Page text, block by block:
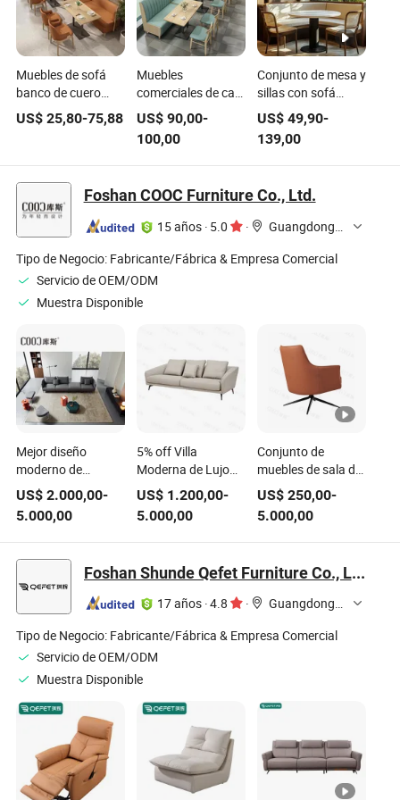
Muebles de sofá
banco de cuero
moderno para
restaurante,
conjunto de mesa y
sillas para
restaurante
US$25,80-75,88
Muebles
comerciales de café
moderno nórdico
de cuero verde,
mesa cuadrada de
madera maciza,
para restaurante
de comida rápida
US$ 90,00-
100,00
Conjunto de mesa y
sillas con sofá
booth de cuero en
media luna con
superficie de
mármol moderno
cafetería y
restaurante
US$ 49,90-
139,00
Foshan COOC Furniture Co., Ltd.
15 años · 5.0 ·
Guangdong, China
Tipo de Negocio: Fabricante/Fábrica & Empresa Comercial
Servicio de OEM/ODM
Muestra Disponible
Mejor diseño
moderno de
muebles para sala,
silla de acento de
tela gris, juego de
sofá seccional,
conjunto de
muebles para
apartamento
US$2.000,00-
5.000,00
5% off Villa
Moderna de Lujo
Sala de Estar
Conjuntos de
Muebles Cooc Sofá
de Cuero Genuino
Muebles de
Vestíbulo con Silla
de Acento Mesa
Lateral
US$ 1.200,00-
5.000,00
Conjunto de
muebles de sala de
estar Villa de sofá
de cuero genuino
Cooc New Top
Class con silla de
para televisión y
mesa de café
US$ 250,00-
5.000,00
Foshan Shunde Qefet Furniture Co., Ltd.
17 años ·4.8 ·
Guangdong, China
Tipo de Negocio: Fabricante/Fábrica & Empresa Comercial
Servicio de OEM/ODM
Muestra Disponible